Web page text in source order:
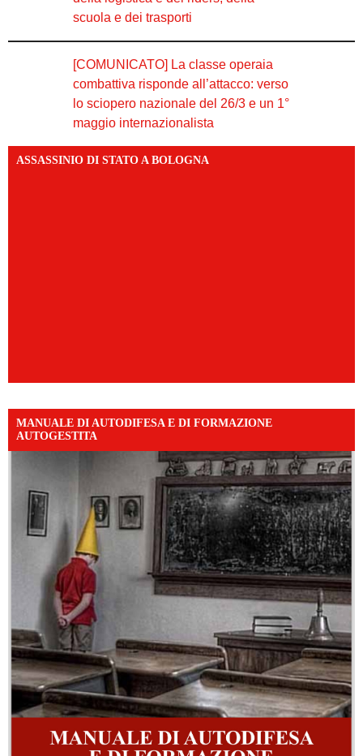
scuola e dei trasporti
[COMUNICATO] La classe operaia
combattiva risponde all’attacco: verso
lo sciopero nazionale del 26/3 e un 1°
maggio internazionalista
ASSASSINIO DI STATO A BOLOGNA
MANUALE DI AUTODIFESA E DI FORMAZIONE
AUTOGESTITA